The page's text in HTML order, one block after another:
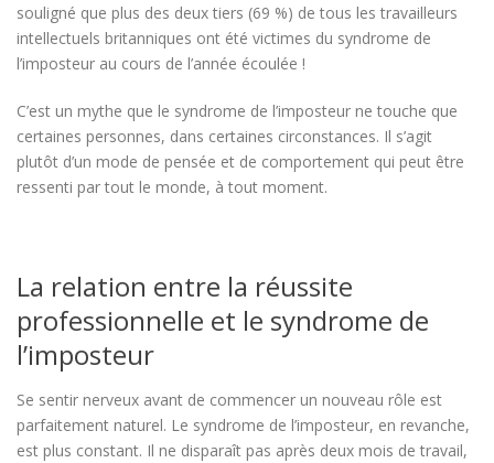
souligné que plus des deux tiers (69 %) de tous les travailleurs
intellectuels britanniques ont été victimes du syndrome de
l’imposteur au cours de l’année écoulée !
C’est un mythe que le syndrome de l’imposteur ne touche que
certaines personnes, dans certaines circonstances. Il s’agit
plutôt d’un mode de pensée et de comportement qui peut être
ressenti par tout le monde, à tout moment.
La relation entre la réussite
professionnelle et le syndrome de
l’imposteur
Se sentir nerveux avant de commencer un nouveau rôle est
parfaitement naturel. Le syndrome de l’imposteur, en revanche,
est plus constant. Il ne disparaît pas après deux mois de travail,